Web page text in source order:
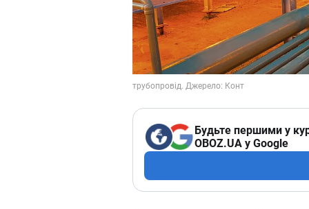
Будьте першими у
OBOZ.UA у Google